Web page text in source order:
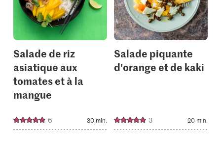
your
collections.
Salade de riz
asiatique aux
tomates et à la
mangue
6 30 min.
your
Salade piquante
d'orange et de kaki
3 20 min.